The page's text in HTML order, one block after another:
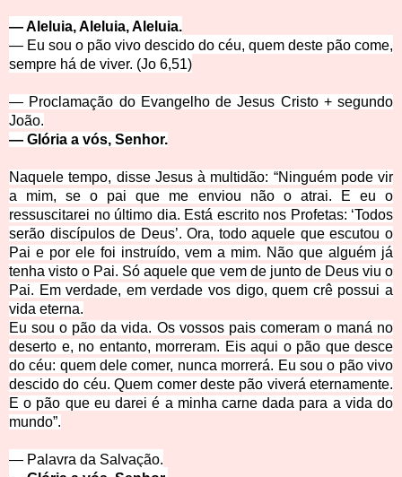
— Aleluia, Aleluia, Aleluia.
— Eu sou o pão vivo descido do céu, quem deste pão come,
sempre há de viver. (Jo 6,51)
— Proclamação do Evangelho de Jesus Cristo +segundo
João.
— Glória a vós, Senhor.
Naquele tempo, disse Jesus à multidão: “Ninguém pode vir
a mim, se o pai que me enviou não o atrai. E eu o
ressuscitarei no último dia. Está escrito nos Profetas: ‘Todos
serão discípulos de Deus’. Ora, todo aquele que escutou o
Pai e por ele foi instruído, vem a mim. Não que alguém já
tenha visto o Pai. Só aquele que vem de junto de Deus viu o
Pai. Em verdade, em verdade vos digo, quem crê possui a
vida eterna.
Eu sou o pão da vida. Os vossos pais comeram o maná no
deserto e, no entanto, morreram. Eis aqui o pão que desce
do céu: quem dele comer, nunca morrerá. Eu sou o pão vivo
descido do céu. Quem comer deste pão viverá eternamente.
E o pão que eu darei é a minha carne dada para a vida do
mundo”.
— Palavra da Salvação.